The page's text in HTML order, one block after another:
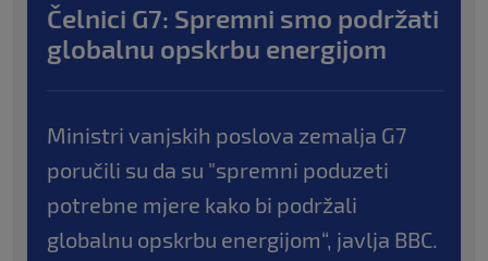
Čelnici G7: Spremni smo podržati
globalnu opskrbu energijom
Ministri vanjskih poslova zemalja G7
poručili su da su "spremni poduzeti
potrebne mjere kako bi podržali
globalnu opskrbu energijom“, javlja BBC.